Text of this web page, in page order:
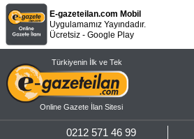
E-gazeteilan.com Mobil
Uygulamamız Yayındadır.
Ücretsiz - Google Play
Türkiyenin İlk ve Tek
Online Gazete İlan Sitesi
0212 571 46 99